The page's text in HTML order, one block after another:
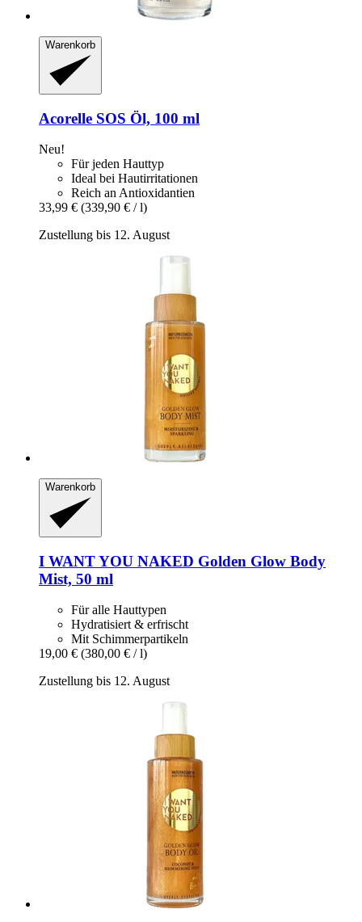
Warenkorb
Acorelle SOS Öl, 100 ml
Neu!
Für jeden Hauttyp
Ideal bei Hautirritationen
Reich an Antioxidantien
33,99 € (339,90 € / l)
Zustellung bis 12. August
Warenkorb
I WANT YOU NAKED Golden Glow Body
Mist, 50 ml
Für alle Hauttypen
Hydratisiert & erfrischt
Mit Schimmerpartikeln
19,00 € (380,00 € / l)
Zustellung bis 12. August